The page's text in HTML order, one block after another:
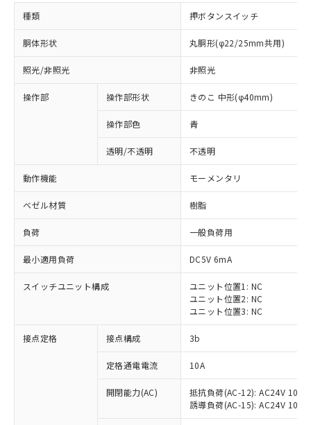
種類 押ボタンスイッチ
胴体形状 丸胴形(φ22/25mm共用)
照光/非照光 非照光
操作部 操作部形状 きのこ 中形(φ40mm)
操作部色 青
透明/不透明 不透明
動作機能 モーメンタリ
ベゼル材質 樹脂
負荷 一般負荷用
最小適用負荷 DC5V 6mA
スイッチユニット構成
ユニット位置1: NC
ユニット位置2: NC
ユニット位置3: NC
接点定格 接点構成 3b
定格通電電流 10A
開閉能力(AC)
抵抗負荷(AC-12): AC24V 10A/
誘導負荷(AC-15): AC24V
※1 対応状況
対応済み：EU RoHS指令（10物質）の
非含有に対応した製品が提供可能な商品で
対応予定：EU RoHS指令（10物質）の非含